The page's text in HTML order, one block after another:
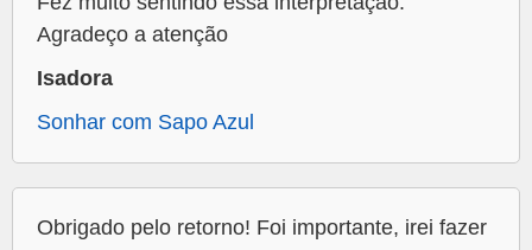
Agradeço a atenção
Isadora
Sonhar com Sapo Azul
Obrigado pelo retorno! Foi importante, irei fazer